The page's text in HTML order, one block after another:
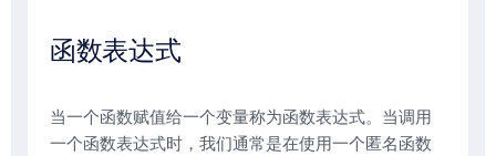
函数表达式
当一个函数赋值给一个变量称为函数表达式。当调用
一个函数表达式时，我们通常是在使用一个匿名函数